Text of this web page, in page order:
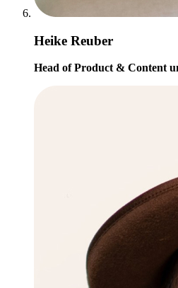
Heike Reuber
Head of Product & Content